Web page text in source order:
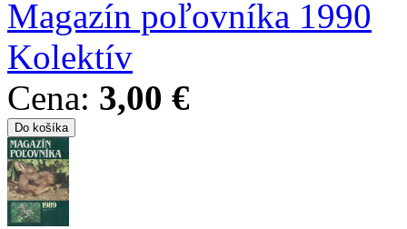
Magazín poľovníka 1990
Kolektív
Cena: 3,00 €